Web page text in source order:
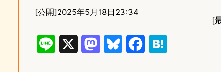
[公開]2025年5月18日23:34
[